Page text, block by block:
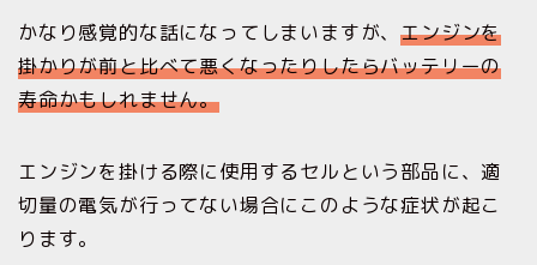
かなり感覚的な話になってしまいますが、エンジンを
掛かりが前と比べて悪くなったりしたらバッテリーの
寿命かもしれません。
エンジンを掛ける際に使用するセルという部品に、適
切量の電気が行ってない場合にこのような症状が起こ
ります。